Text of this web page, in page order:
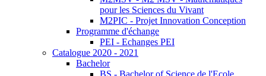
pour les Sciences du Vivant
M2PIC - Projet Innovation Conception
Programme d'échange
PEI - Echanges PEI
Catalogue 2020 - 2021
Bachelor
BS - Bachelor of Science de l'Ecole